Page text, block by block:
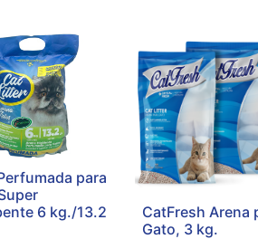
para
6 kg./13.2
CatFresh Arena
Gato, 3 kg.